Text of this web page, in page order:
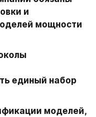
и
мощности
моделей,